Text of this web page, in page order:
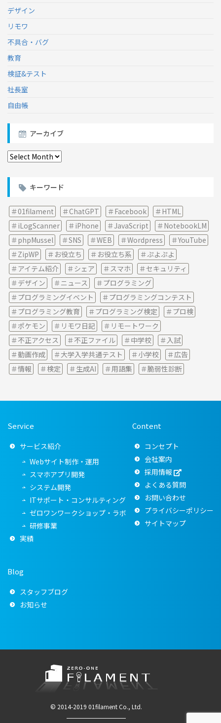
デザイン
リモワ
不具合・バグ
教育
検証&テスト
社長室
自由帳
アーカイブ
ア
ー
カ
ブ
キーワード
01filament ChatGPT Facebook
HTML
iLogScanner
iPhone JavaScript
NotebookLM
phpMussel
SNS WEB Wordpress
YouTube
ZipWP
お役立ち お役立ち系
ぷよぷよ
アイテム紹介
シェア スマホ
セキュリティ
デザイン
ニュース
プログラミング
プログラミングイベント
プログラミングコンテスト
プログラミング教育
プログラミング検定
プロ検
ポケモン
リモワ日記
リモートワーク
不正アクセス
不正ファイル 中学校
入試
動画作成
大学入学共通テスト 小学校
広告
情報
検定 生成AI 用語集 脆弱性診断
Service
サービス紹介
Webサイト制作・運用
スマホアプリ開発
システム開発
ITサポート・コンサルティング
ゼロワンワークショップ・ラボ
研修事業
実績
Content
コンセプト
会社案内
採用情報
よくある質問
お問い合わせ
プライバシーポリシー
サイトマップ
Blog
スタッフブログ
お知らせ
© 2014-2019 01filament Co., Ltd.